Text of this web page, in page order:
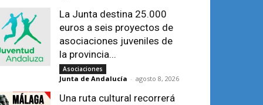
La Junta destina 25.000
euros a seis proyectos de
asociaciones juveniles de
la provincia...
Asociaciones
Junta de Andalucía - agosto 8, 2026
Una ruta cultural recorrerá